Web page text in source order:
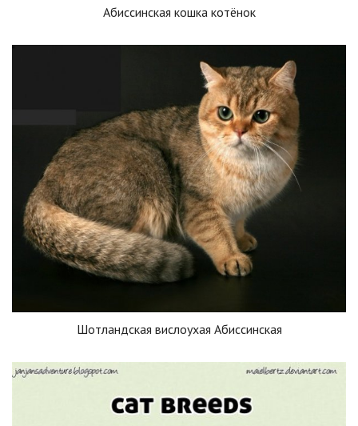
Абиссинская кошка котёнок
Шотландская вислоухая Абиссинская